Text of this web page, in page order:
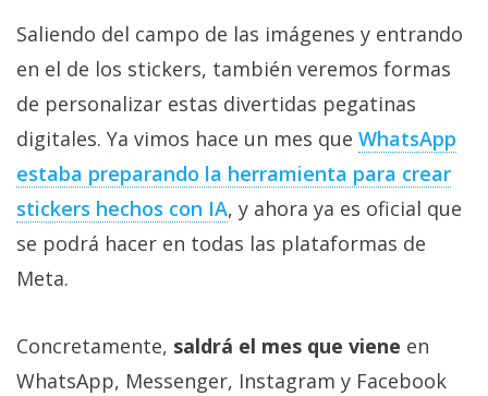
Saliendo del campo de las imágenes y entrando
en el de los stickers, también veremos formas
de personalizar estas divertidas pegatinas
digitales. Ya vimos hace un mes que WhatsApp
estaba preparando la herramienta para crear
stickers hechos con IA, y ahora ya es oficial que
se podrá hacer en todas las plataformas de
Meta.
Concretamente, saldrá el mes que viene en
WhatsApp, Messenger, Instagram y Facebook